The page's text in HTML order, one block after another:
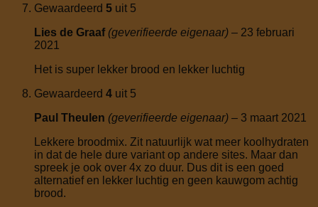
Gewaardeerd 5 uit 5
Lies de Graaf (geverifieerde eigenaar) – 23 februari
2021
Het is super lekker brood en lekker luchtig
Gewaardeerd 4 uit 5
Paul Theulen (geverifieerde eigenaar) – 3 maart 2021
Lekkere broodmix. Zit natuurlijk wat meer koolhydraten
in dat de hele dure variant op andere sites. Maar dan
spreek je ook over 4x zo duur. Dus dit is een goed
alternatief en lekker luchtig en geen kauwgom achtig
brood.